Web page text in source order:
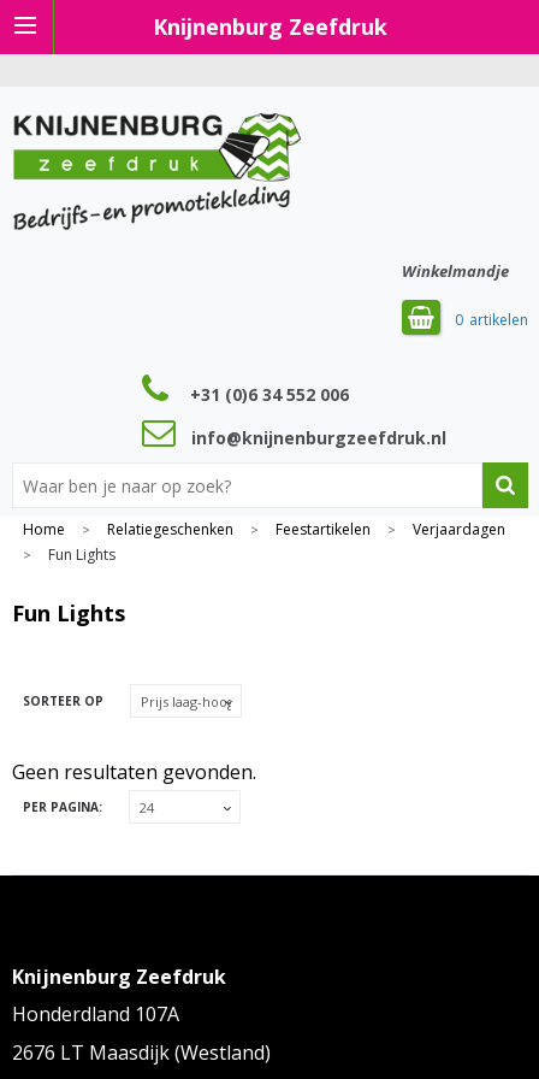
Knijnenburg Zeefdruk
Winkelmandje
0
+31 (0)6 34 552 006
info@knijnenburgzeefdruk.nl
Home > Relatiegeschenken > Feestartikelen > Verjaardagen
> Fun Lights
Fun Lights
SORTEER OP
Geen resultaten gevonden.
PER PAGINA:
Knijnenburg Zeefdruk
Honderdland 107A
2676 LT Maasdijk (Westland)